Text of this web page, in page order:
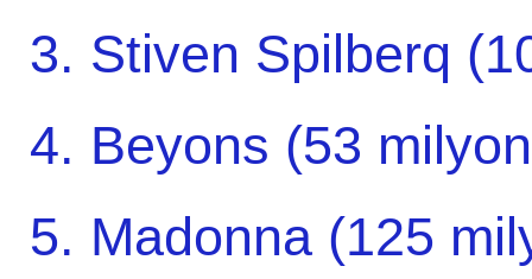
3. Stiven Spilberq
4. Beyons (53
5. Madonna (125